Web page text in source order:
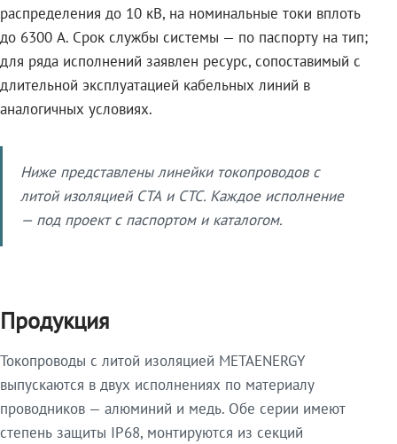
распределения до 10 кВ, на номинальные токи вплоть
до 6300 А. Срок службы системы — по паспорту на тип;
для ряда исполнений заявлен ресурс, сопоставимый с
длительной эксплуатацией кабельных линий в
аналогичных условиях.
Ниже представлены линейки токопроводов с
литой изоляцией СТА и СТС. Каждое исполнение
— под проект с паспортом и каталогом.
Продукция
Токопроводы с литой изоляцией METAENERGY
выпускаются в двух исполнениях по материалу
проводников — алюминий и медь. Обе серии имеют
степень защиты IP68, монтируются из секций